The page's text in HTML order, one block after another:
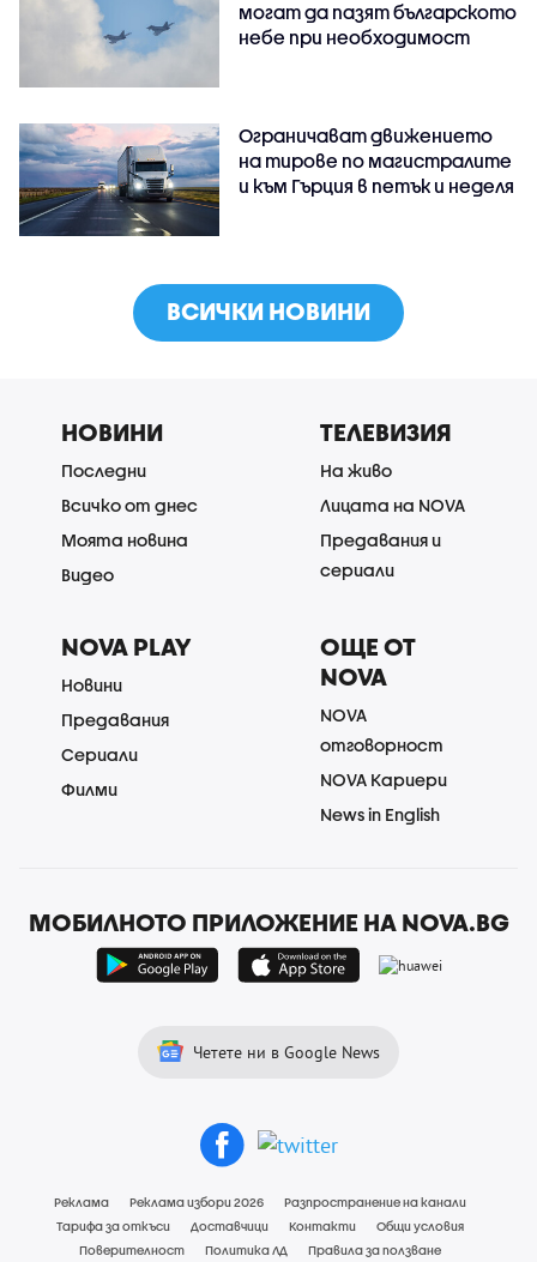
могат да пазят българското
небе при необходимост
Ограничават движението
на тирове по магистралите
и към Гърция в петък и неделя
ВСИЧКИ НОВИНИ
НОВИНИ
Последни
Всичко от днес
Моята новина
Видео
ТЕЛЕВИЗИЯ
На живо
Лицата на NOVA
Предавания и
сериали
NOVA PLAY
Новини
Предавания
Сериали
Филми
ОЩЕ ОТ
NOVA
NOVA
отговорност
NOVA Кариери
News in English
МОБИЛНОТО ПРИЛОЖЕНИЕ НА NOVA.BG
Четете ни в Google News
Реклама Реклама избори 2026
Разпространение на канали
Тарифа за откъси
Доставчици Контакти
Общи условия
Поверителност
Политика ЛД Правила за ползване